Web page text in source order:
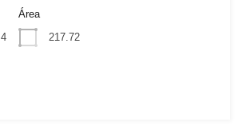
4
Área
217.72